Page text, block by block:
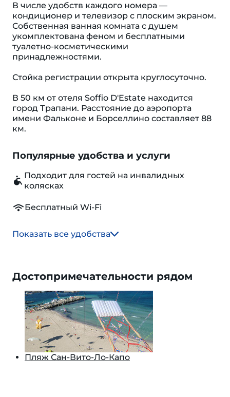
В числе удобств каждого номера —
кондиционер и телевизор с плоским экраном.
Собственная ванная комната с душем
укомплектована феном и бесплатными
туалетно-косметическими
принадлежностями.
Стойка регистрации открыта круглосуточно.
В 50 км от отеля Soffio D'Estate находится
город Трапани. Расстояние до аэропорта
имени Фальконе и Борселлино составляет 88
км.
Популярные удобства и услуги
Подходит для гостей на инвалидных
колясках
Бесплатный Wi-Fi
Показать все удобства
Достопримечательности рядом
Пляж Сан-Вито-Ло-Капо